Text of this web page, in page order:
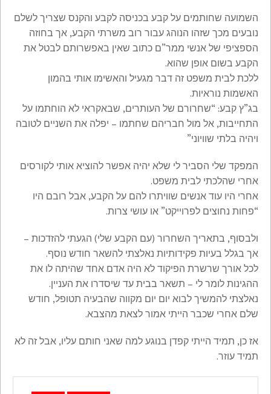
השמועה שחותמים על קבע בכניסה לקבע והקנס שצריך לשלם
נובעים מכך שזהו הנוהג עבור רוב משרתי הקבע, אך בחוזה
הספציפי של אנשי ממר”ם כתוב שאין באפשרותם לבטל את
הקבע בשום אופן שהוא.
ללכת לבית משפט זה דבר מגעיל והאשימו אותי בהמון
האשמות נוראיות.
בג”ץ קבע: “שחרורם של העותרים, שבאקראי לא הוחתמו על
התחייבות, אל מול חבריהם שחתמו – יפלה את השניים לטובה
ויהיה בלתי שוויוני”
המפקד שלי הסביר לי שלא יהיה אפשר להוציא אותי לקורסים
אחרי שהלכתי לבית משפט.
אחרי היו עוד אנשים שוויתרו להם על הקבע, אבל רובם היו
“פחות נחוצים לפרוייקט” או עושי צרות.
ולבסוף, בתאריך השחרור (עם הקבע שלי) הגעתי להזדכות –
אך בגלל בעיות פקידותיות נאלצתי להשאר חודש נוסף.
לכל אורך שרשרת הפיקוד לא היה אדם אחד שהיתה לו את
ההגינות לומר לי – תשאר בבית עד שיסדרו את העניין.
נאלצתי להמשיך לבוא יום יום מקווה שהבעיה תטופל, חודש
שלם אחרי שכבר הייתי אמור לצאת מהצבא.
אז כן, תמיד הייתי קפדן בנוגע למה שאני חותם עליו, אבל זה לא
תמיד עוזר.